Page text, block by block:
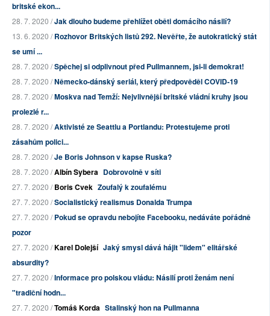
britské ekon...
28. 7. 2020 /Jak dlouho budeme přehlížet oběti domácího násilí?
13. 6. 2020 /Rozhovor Britských listů 292. Nevěřte, že autokratický stát
se umí ...
28. 7. 2020 /Spěchej si odplivnout před Pullmannem, jsi-li demokrat!
28. 7. 2020 /Německo-dánský seriál, který předpověděl COVID-19
28. 7. 2020 /Moskva nad Temží: Nejvlivnější britské vládní kruhy jsou
prolezlé r...
28. 7. 2020 /Aktivisté ze Seattlu a Portlandu: Protestujeme proti
zásahům polici...
28. 7. 2020 /Je Boris Johnson v kapse Ruska?
28. 7. 2020 /Albín Sybera Dobrovolně v síti
27. 7. 2020 /Boris Cvek Zoufalý k zoufalému
27. 7. 2020 /Socialistický realismus Donalda Trumpa
27. 7. 2020 /Pokud se opravdu nebojíte Facebooku, nedáváte pořádně
pozor
27. 7. 2020 /Karel Dolejší Jaký smysl dává hájit "lidem" elitářské
absurdity?
27. 7. 2020 /Informace pro polskou vládu: Násilí proti ženám není
"tradiční hodn...
27. 7. 2020 /Tomáš Korda Stalinský hon na Pullmanna